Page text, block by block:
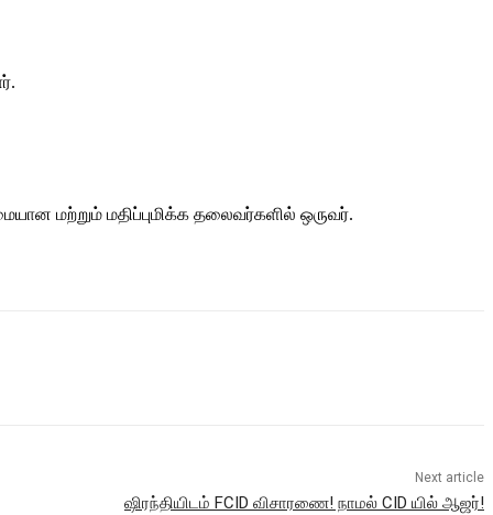
மற்றும் மதிப்புமிக்க தலைவர்களில் ஒருவர்.
Next article
ஷிரந்தியிடம் FCID விசாரணை! நாமல் CID யில் ஆஜர்!